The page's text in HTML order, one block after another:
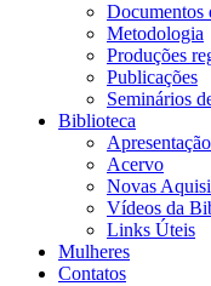
Documentos
Metodologia
Produções
Publicações
Seminários
Biblioteca
Apresentação
Acervo
Novas
Vídeos da
Links Úteis
Mulheres
Contatos